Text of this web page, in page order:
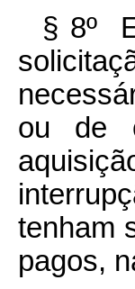
§ 8º
ou de
tenham
pagos,